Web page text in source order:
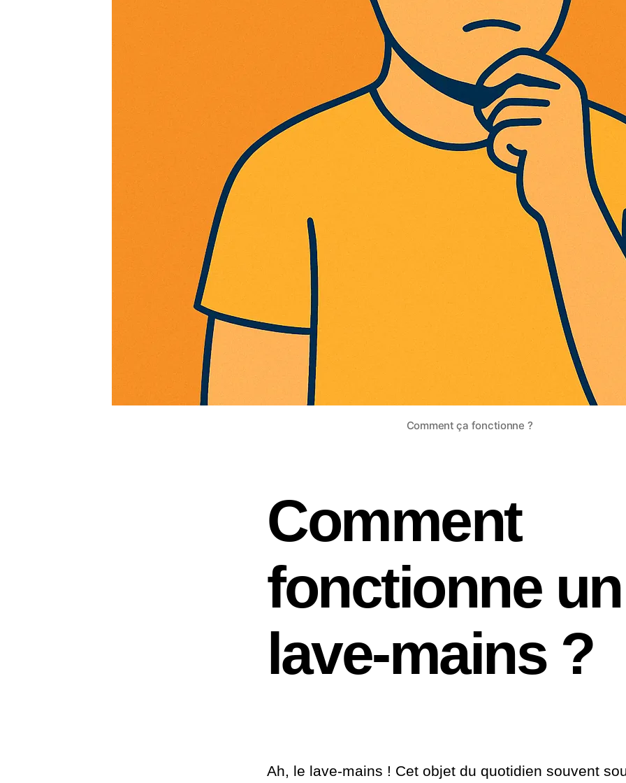
Comment ça fonctionne ?
Comment
fonctionne un
lave-mains ?
Ah, le lave-mains ! Cet objet du quotidien souvent